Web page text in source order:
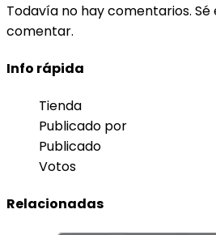
Todavía no hay comentarios.
comentar.
Info rápida
Tienda
Publicado por
Publicado
Votos
Relacionadas